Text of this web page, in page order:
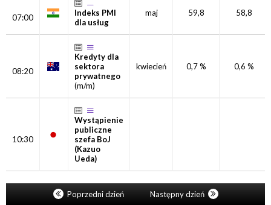
07:00
Indeks PMI
dla usług
maj 59,8 58,8
08:20
Kredyty dla
sektora
prywatnego
(m/m)
kwiecień 0,7 % 0,6 %
10:30
Wystąpienie
publiczne
szefa BoJ
(Kazuo
Ueda)
Poprzedni dzień Następny dzień